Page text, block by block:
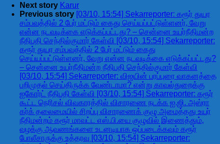
Next story Karur
Previous story [03/10, 15:54] Sekarreporter: கரூர் துயர
சம்பவத்தில் 2 பேர் மட்டும் கைது செய்யப்பட்டுள்ளனர், வேறு
என்ன நடவடிக்கை எடுக்கப்பட்டது? – சென்னை உயர்நீதிமன்ற
நீதிபதி செந்தில்குமார் கேள்வி [03/10, 15:54] Sekarreporter:
கரூர் துயர சம்பவத்தில் 2 பேர் மட்டும் கைது
செய்யப்பட்டுள்ளனர், வேறு என்ன நடவடிக்கை எடுக்கப்பட்டது?
– சென்னை உயர்நீதிமன்ற நீதிபதி செந்தில்குமார் கேள்வி
[03/10, 15:54] Sekarreporter: விஜயின் பரப்புரை வாகனத்தை
பறிமுதல் செய்திருக்க வேண்டாமா? என்று காவல்துறைக்கு
ஐகோர்ட் நீதிபதி கேள்வி [03/10, 15:54] Sekarreporter: கரூர்
கூட்ட நெரிசல் விவகாரத்தில் விசாரணை நடக்க ஐ.ஜி. அஸ்ரா
கர்க் தலைமையில் சிறப்பு விசாரணைக் குழு அமைத்தது உயர்
நீதிமன்றம் கரூர் மாவட்ட எஸ்.பி.யை குழுவில் இணைத்தும்,
வழக்கு ஆவணங்களை உடனடியாக ஒப்படைக்கவும் கரூர்
போலீசாருக்கு உத்தரவு [03/10, 15:54] Sekarreporter: